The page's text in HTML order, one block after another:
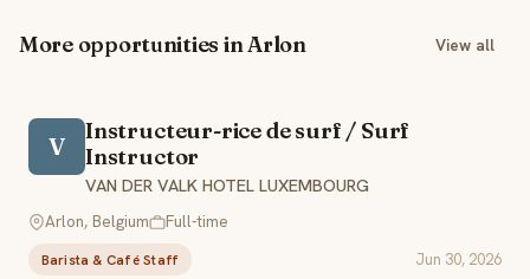
More opportunities in Arlon View all
V
Instructeur-rice de surf / Surf
Instructor
VAN DER VALK HOTEL LUXEMBOURG
Arlon, Belgium
Full-time
Barista & Café Staff Jun 30, 2026